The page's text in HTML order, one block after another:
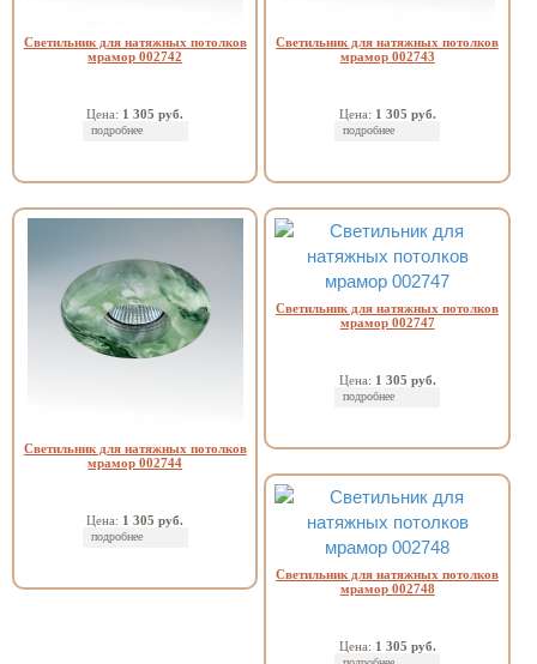
Светильник для натяжных потолков
мрамор 002742
Цена: 1 305 руб.
подробнее
Светильник для натяжных потолков
мрамор 002743
Цена: 1 305 руб.
подробнее
Светильник для натяжных потолков
мрамор 002744
Цена: 1 305 руб.
подробнее
Светильник для натяжных потолков
мрамор 002747
Цена: 1 305 руб.
подробнее
Светильник для натяжных потолков
мрамор 002748
Цена: 1 305 руб.